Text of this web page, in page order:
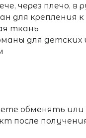
через плечо, в
для крепления
ткань
для
обменять
после